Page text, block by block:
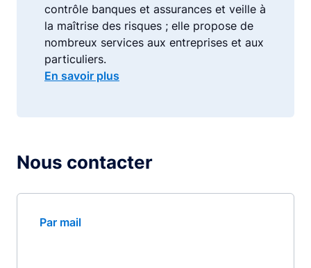
contrôle banques et assurances et veille à
la maîtrise des risques ; elle propose de
nombreux services aux entreprises et aux
particuliers.
En savoir plus
Nous contacter
Par mail